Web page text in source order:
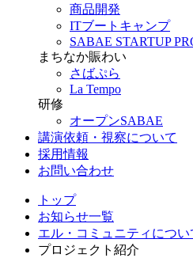
商品開発
ITブートキャンプ
SABAE STARTUP
まちなか賑わい
さばぷら
La Tempo
研修
オープンSABAE
講演依頼・視察について
採用情報
お問い合わせ
トップ
お知らせ一覧
エル・コミュニティについ
プロジェクト紹介